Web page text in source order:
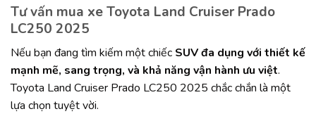
Tư vấn mua xe Toyota Land Cruiser Prado
LC250 2025
Nếu bạn đang tìm kiếm một chiếc SUV đa dụng với thiết kế
mạnh mẽ, sang trọng, và khả năng vận hành ưu việt.
Toyota Land Cruiser Prado LC250 2025 chắc chắn là một
lựa chọn tuyệt vời.